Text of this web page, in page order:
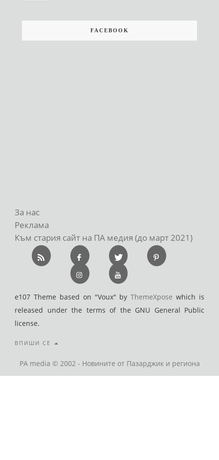
FACEBOOK
За нас
Реклама
Към стария сайт на ПА медия (до март 2021)
e107 Theme based on "Voux" byThemeXpose which is
released under the terms of the GNU General Public
license.
ВПИШИ СЕ
PA media © 2002 - Новините от Пазарджик и региона